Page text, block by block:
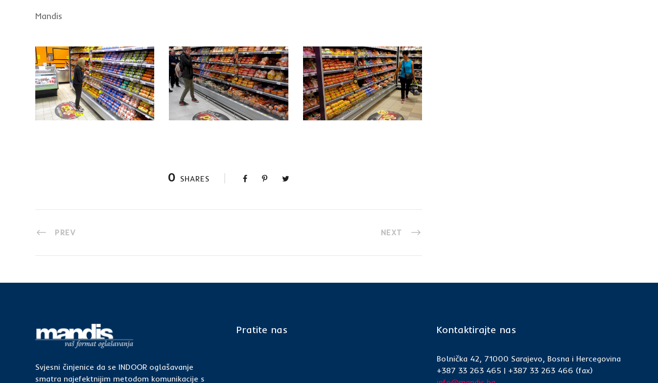
Mandis
0 SHARES
PREV NEXT
Svjesni činjenice da se INDOOR oglašavanje
smatra najefektnijim metodom komunikacije s
Pratite nas Kontaktirajte nas
Bolnička 42, 71000 Sarajevo, Bosna i Hercegovina
+387 33 263 465 | +387 33 263 466 (fax)